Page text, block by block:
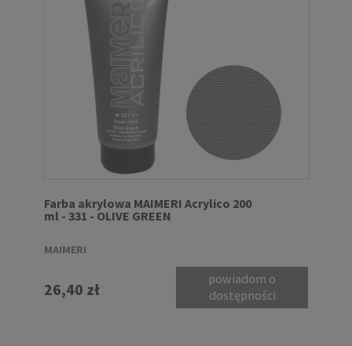
Farba akrylowa MAIMERI Acrylico 200
ml - 331 - OLIVE GREEN
MAIMERI
26,40 zł
powiadom o
dostępności